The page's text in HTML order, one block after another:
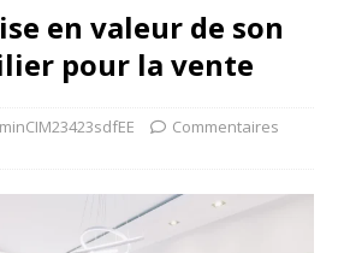
en valeur de son
pour la vente
Commentaires